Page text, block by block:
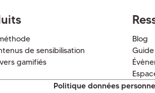
de sensibilisation
gamifiés
Blog
Guide
Politique données